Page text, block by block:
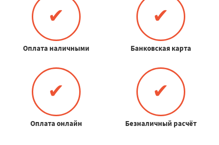
✔
Оплата наличными
✔
Банковская карта
✔
Оплата онлайн
✔
Безналичный расчёт